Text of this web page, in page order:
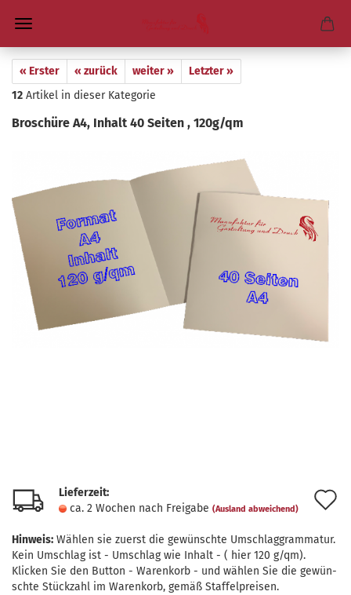
« Erster « zurück weiter »
Letzter »
12 Artikel in dieser Kategorie
Bro­schü­re A4, In­halt 40 Sei­ten , 120g/qm
Lieferzeit:
ca. 2 Wochen nach Freigabe (Ausland abweichend)
Hinweis: Wählen sie zuerst die gewünschte Umschlaggrammatur.
Kein Umschlag ist - Umschlag wie Inhalt - ( hier 120 g/qm).
Klicken Sie den Button - Warenkorb - und wählen Sie die gewün-
schte Stückzahl im Warenkorb, gemäß Staffelpreisen.